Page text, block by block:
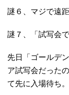
謎６、マジで遠
謎７、「試写会
先日「ゴールデ
ア試写会だった
て先に入場待ち。